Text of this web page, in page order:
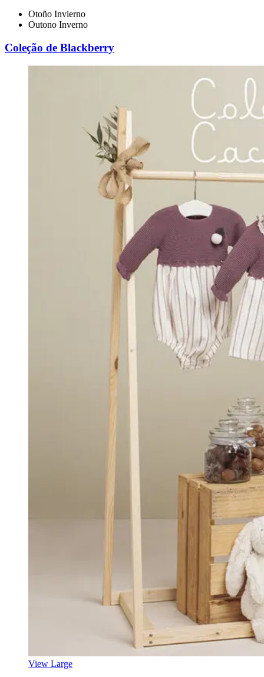
Otoño Invierno
Outono Inverno
Coleção de Blackberry
View Large